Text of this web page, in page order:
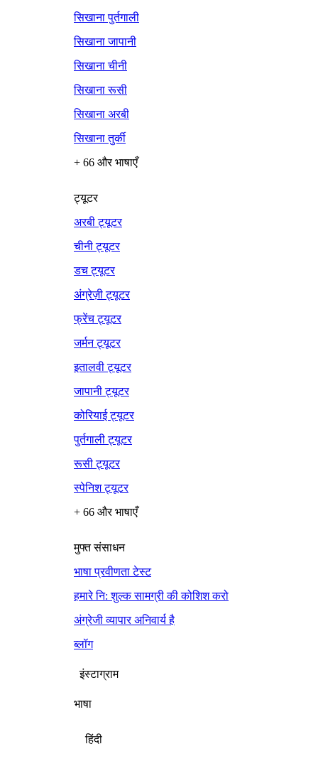
सिखाना पुर्तगाली
सिखाना जापानी
सिखाना चीनी
सिखाना रूसी
सिखाना अरबी
सिखाना तुर्की
+ 66 और भाषाएँ
ट्यूटर
अरबी ट्यूटर
चीनी ट्यूटर
डच ट्यूटर
अंग्रेज़ी ट्यूटर
फ्रेंच ट्यूटर
जर्मन ट्यूटर
इतालवी ट्यूटर
जापानी ट्यूटर
कोरियाई ट्यूटर
पुर्तगाली ट्यूटर
रूसी ट्यूटर
स्पेनिश ट्यूटर
+ 66 और भाषाएँ
मुफ्त संसाधन
भाषा प्रवीणता टेस्ट
हमारे नि: शुल्क सामग्री की कोशिश करो
अंग्रेजी व्यापार अनिवार्य है
ब्लॉग
इंस्टाग्राम
भाषा
हिंदी